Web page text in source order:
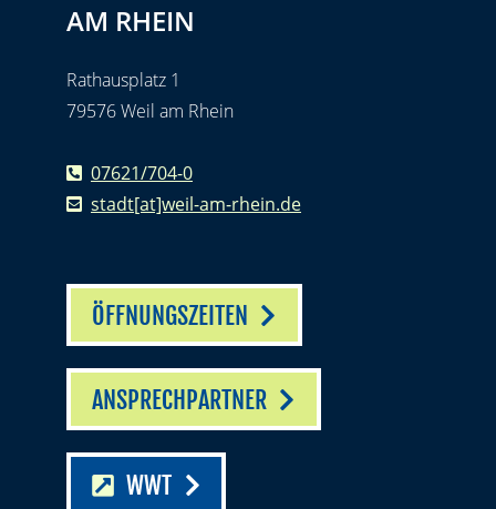
AM RHEIN
Rathausplatz 1
79576 Weil am Rhein
07621/704-0
stadt[at]weil-am-rhein.de
ÖFFNUNGSZEITEN
ANSPRECHPARTNER
WWT